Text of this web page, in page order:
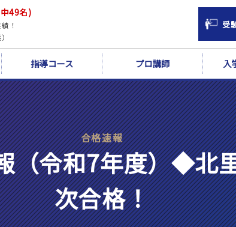
49名)
！
受
指導コース プロ講師 入
合格速報
（令和7年度）◆北
次合格！